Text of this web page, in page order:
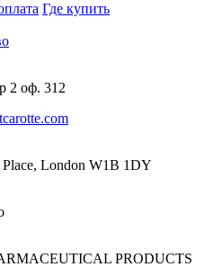
Где купить
2 оф. 312
London W1B 1DY
PRODUCTS